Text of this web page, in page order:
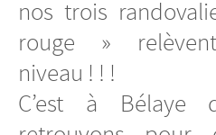
nos trois
rouge »
niveau ! ! !
C’est à Bélaye